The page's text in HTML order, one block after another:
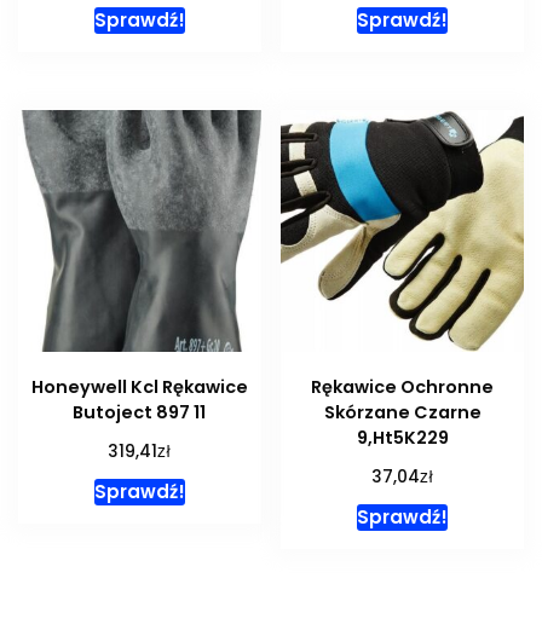
Sprawdź! Sprawdź!
Honeywell Kcl Rękawice
Butoject 897 11
319,41zł
Sprawdź!
Rękawice Ochronne
Skórzane Czarne
9,Ht5K229
37,04zł
Sprawdź!